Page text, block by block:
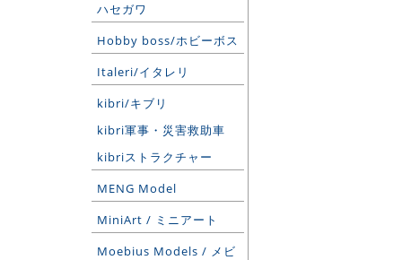
ハセガワ
Hobby boss/ホビーボス
Italeri/イタレリ
kibri/キブリ
kibri軍事・災害救助車
kibriストラクチャー
MENG Model
MiniArt / ミニアート
Moebius Models / メビ